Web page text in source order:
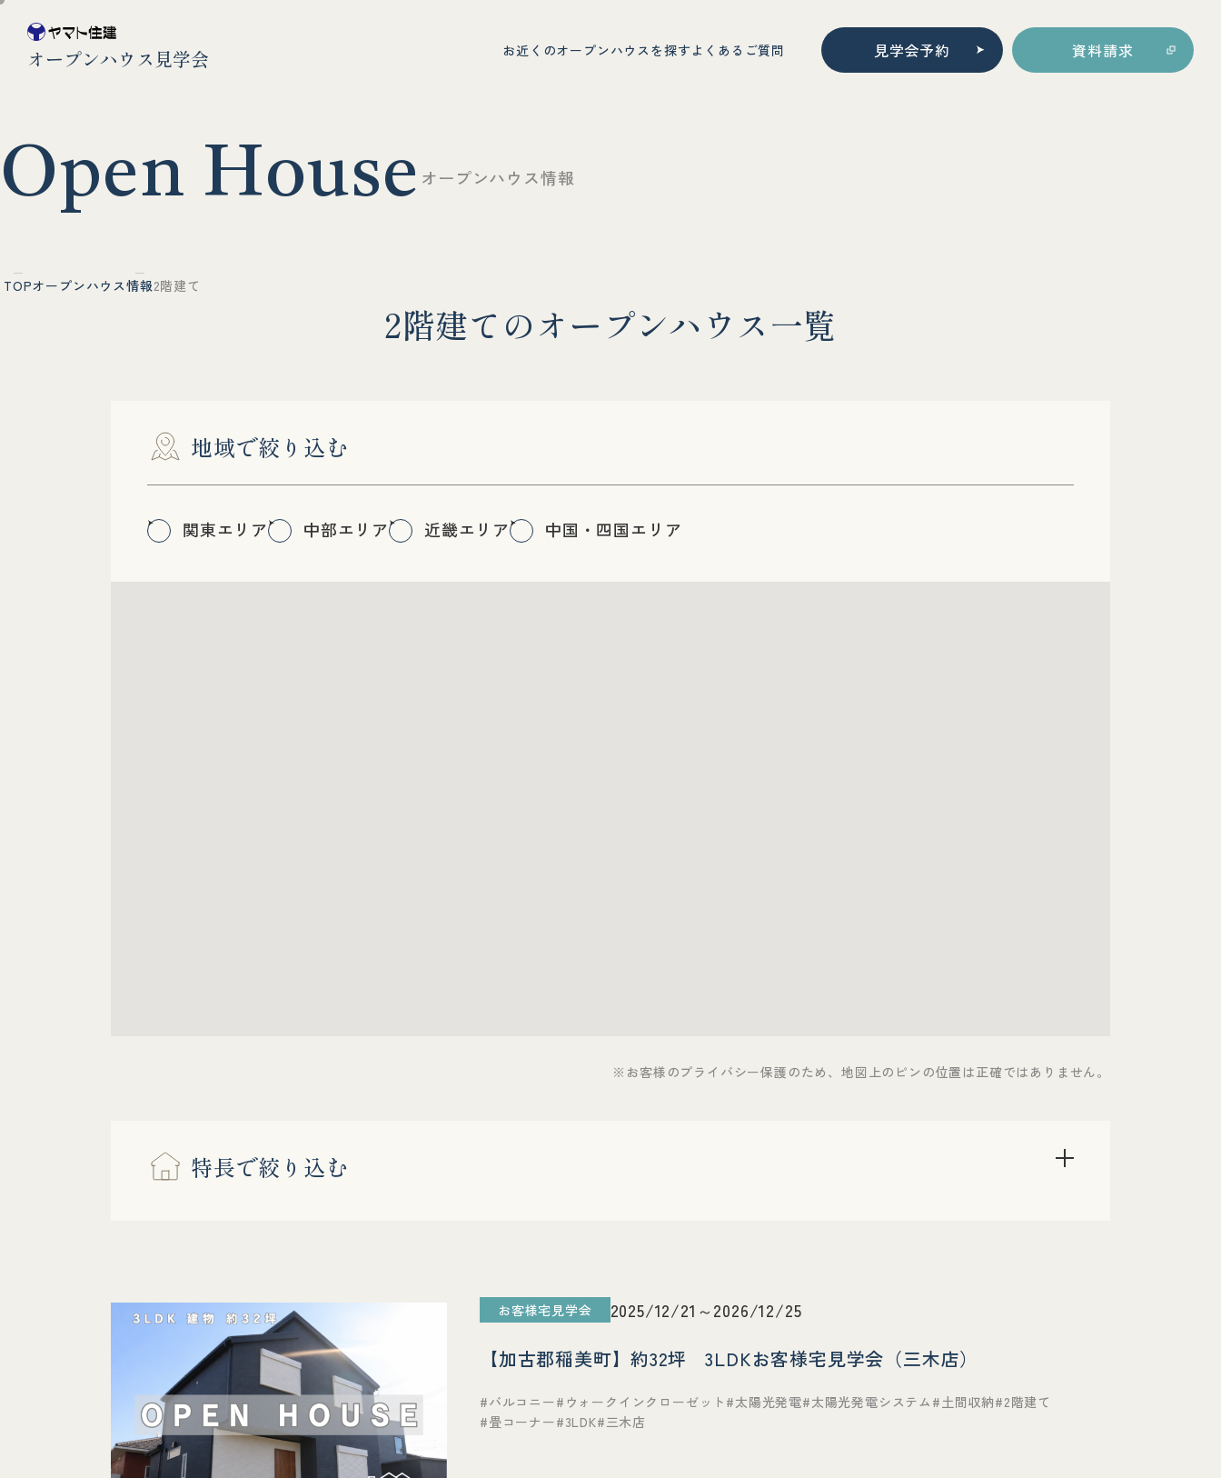
オープンハウス見学会 見学会予約 資料請求
お近くのオープンハウスを探すよくあるご質問
Open House オープンハウ ス情報
TOPオープンハウス情報2階建て
2階建て のオー プンハウス一覧
地域で絞り込む
関東エリア 中部エリア 近畿エリア 中国・四国エリア
※お客様のプライバシー保護のため、地図上のピンの位置は正確ではありません。
特長で絞り込む
お客様宅見学会 2025/12/21～2026/12/25
【加古郡稲美町】約32坪 3LDKお客様宅見学会（三木店）
バルコニー ウォークインクローゼット 太陽光発電 太陽光発電システム 土間収納
2階建て
畳コーナー
3LDK 三木店